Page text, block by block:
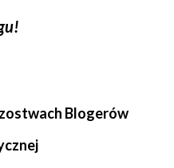
Blogerów